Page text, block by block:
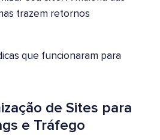
trazem retornos
que funcionaram para
de Sites para
e Tráfego